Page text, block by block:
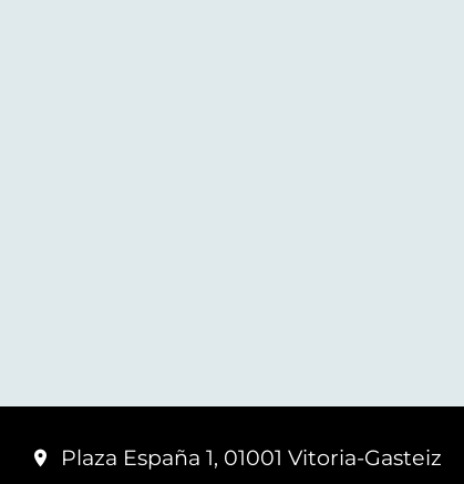
Plaza España 1, 01001 Vitoria-Gasteiz